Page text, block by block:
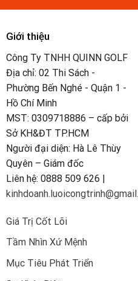
Giới thiệu
Công Ty TNHH QUINN GOLF
Địa chỉ: 02 Thi Sách -
Phường Bến Nghé - Quận 1 -
Hồ Chí Minh
MST: 0309718886 – cấp bởi
Sở KH&ĐT TP.HCM
Người đại diện: Hà Lê Thùy
Quyên – Giám đốc
Liên hệ: 0888 509 626 |
Giá Trị Cốt Lõi
Tầm Nhìn Xứ Mệnh
Mục Tiêu Phát Triển